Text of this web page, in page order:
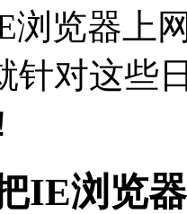
浏览器上
针对这些
IE浏览